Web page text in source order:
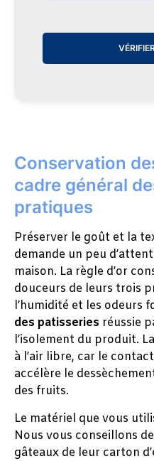
Conservation
cadre général
pratiques
Préserver le goût et la
demande un peu
maison. La règle d’or
douceurs de leurs trois
l’humidité et les odeurs
des patisseries réussie
l’isolement du produit.
à l’air libre, car le
accélère le
des fruits.
Le matériel que vous
Nous vous conseillons
gâteaux de leur carton